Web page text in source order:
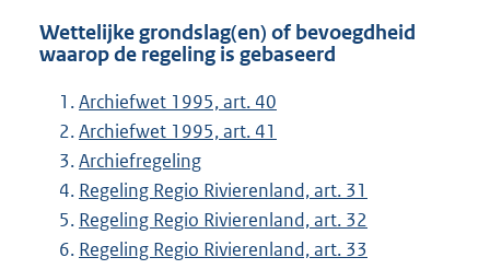
Wettelijke grondslag(en) of bevoegdheid
waarop de regeling is gebaseerd
Archiefwet 1995, art. 40
Archiefwet 1995, art. 41
Archiefregeling
Regeling Regio Rivierenland, art. 31
Regeling Regio Rivierenland, art. 32
Regeling Regio Rivierenland, art. 33